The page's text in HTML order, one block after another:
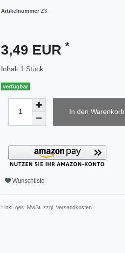
Artikelnummer Z3
3,49 EUR *
Inhalt 1 Stück
verfügbar
In den Warenkorb
Wunschliste
* inkl. ges. MwSt. zzgl. Versandkosten